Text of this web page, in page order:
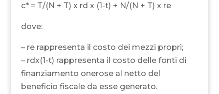
c* = T/(N + T) x rd x (1-t) + N/(N + T) x re
dove:
– re rappresenta il costo dei mezzi propri;
– rdx(1-t) rappresenta il costo delle fonti di
finanziamento onerose al netto del
beneficio fiscale da esse generato.